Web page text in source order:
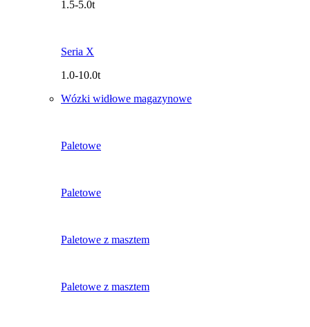
1.5-5.0t
Seria X
1.0-10.0t
Wózki widłowe magazynowe
Paletowe
Paletowe
Paletowe z masztem
Paletowe z masztem